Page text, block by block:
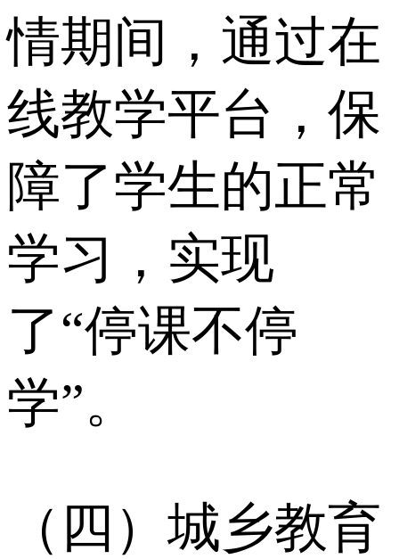
情期间，通过在
线教学平台，保
障了学生的正常
学习，实现
了“停课不停
学”。
（四）城乡教育